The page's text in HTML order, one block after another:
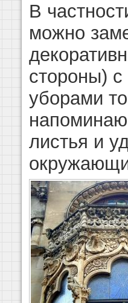
В
можно
стороны)
уборами
листья и